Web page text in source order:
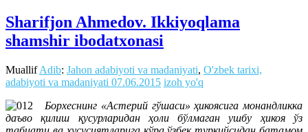
Sharifjon Ahmedov. Ikkiyoqlama
shamshir ibodatxonasi
MuallifAdib: Jahon adabiyoti va madaniyati, O'zbek tarixi,
adabiyoti va madaniyati 07.06.2015 izoh yo'q
Борхеснинг «Астерий гўшаси» ҳикоясига монандликка
даъво қилиш қусурларидан ҳоли бўлмаган ушбу ҳикоя ўз